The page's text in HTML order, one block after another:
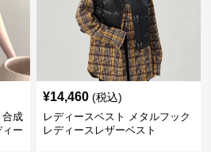
合成
ー
¥14,460 (税込)
レディースベスト メタルフック
レディースレザーベスト